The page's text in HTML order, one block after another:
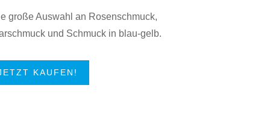
große Auswahl an Rosenschmuck,
und Schmuck in blau-gelb.
KAUFEN!